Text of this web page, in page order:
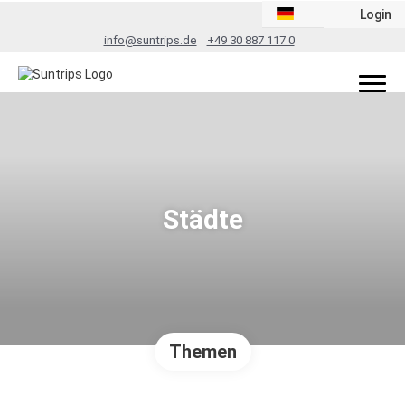
info@suntrips.de +49 30 887 117 0
Login
Städte
Themen